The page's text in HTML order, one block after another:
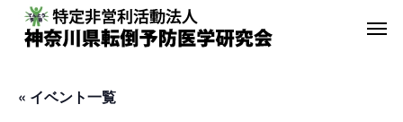
« イベント一覧